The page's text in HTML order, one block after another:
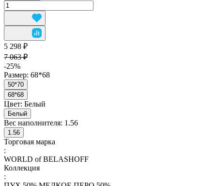
5 298 ₽
7 063 ₽
-25%
Размер: 68*68
50*70
68*68
Цвет: Белый
Белый
Вес наполнителя: 1.56
1.56
Торговая марка
:
WORLD of BELASHOFF
Коллекция
: